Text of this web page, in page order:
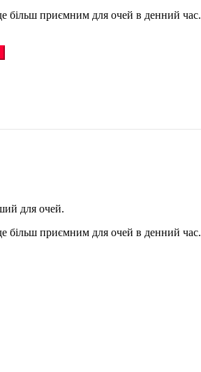
більш приємним для очей в денний час.
для очей.
більш приємним для очей в денний час.